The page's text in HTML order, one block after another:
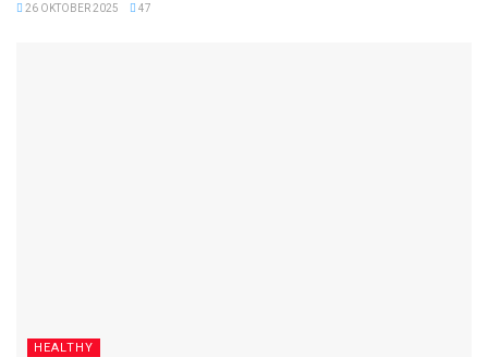
26 OKTOBER 2025 47
HEALTHY